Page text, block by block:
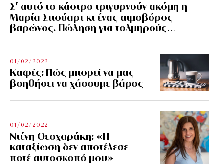
Σ’ αυτό το κάστρο τριγυρνούν ακόμη η
Μαρία Στιούαρτ κι ένας αιμοβόρος
βαρώνος. Πώληση για τολμηρούς…
01/02/2022
Kαφές: Πώς μπορεί να μας
βοηθήσει να χάσουμε βάρος
01/02/2022
Ντένη Θεοχαράκη: «Η
καταξίωση δεν αποτέλεσε
ποτέ αυτοσκοπό μου»